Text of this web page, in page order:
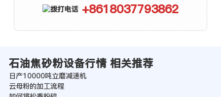
+8618037793862
石油焦砂粉设备行情 相关推荐
日产10000吨立磨减速机
云母粉的加工流程